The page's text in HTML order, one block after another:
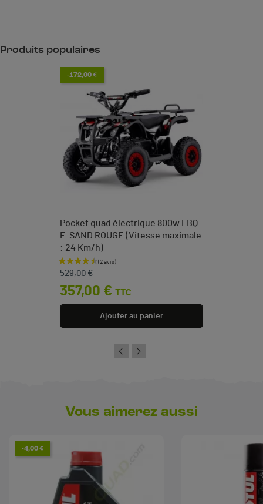
Produits populaires
-172,00 €
Pocket quad électrique 800w LBQ
E-SAND ROUGE (Vitesse maximale
: 24 Km/h)
Prix de base
529,00 €
Prix
357,00 € TTC
Ajouter au panier
Vous aimerez aussi
-4,00 €